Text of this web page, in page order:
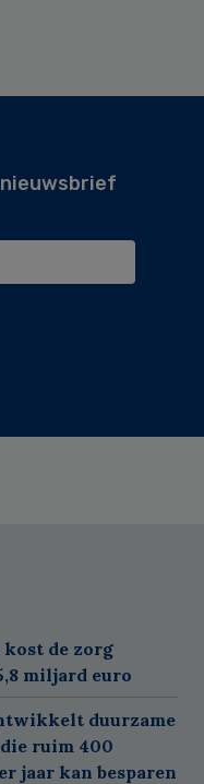
de zorg
miljard euro
duurzame
ruim 400
jaar kan besparen